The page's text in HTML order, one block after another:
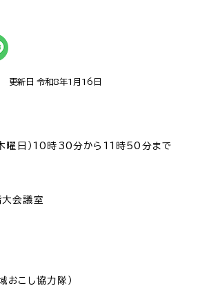
更新日 令和8年1月16日
曜日）10時30分から11時50分まで
会議室
こし協力隊）